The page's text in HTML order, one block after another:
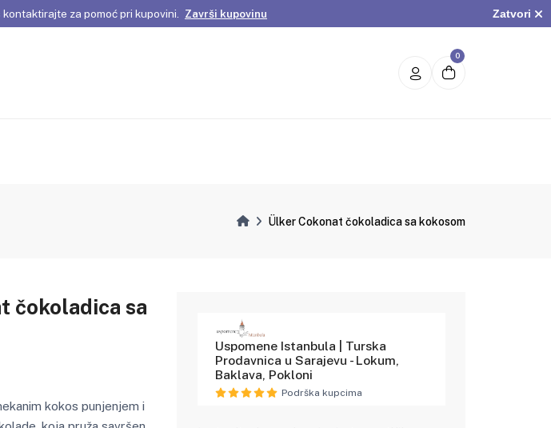
za pomoć pri kupovini.
Završi kupovinu
proizvodi i posebne ponude za vas. Pogledaj ponudu
Zatvori
0
Ülker Cokonat čokoladica sa kokosom
čokoladica sa
kokos punjenjem i
Uspomene Istanbula | Turska
Prodavnica u Sarajevu - Lokum,
Baklava, Pokloni
Podrška kupcima